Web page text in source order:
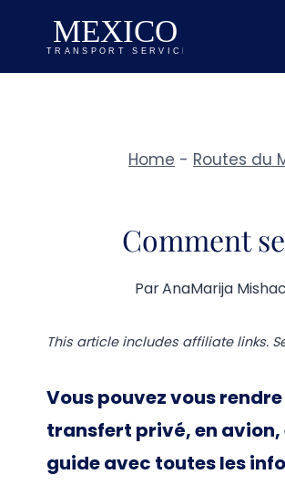
contenu
Home - Routes du
Comment
ParAnaMarija
This article includes affiliate links.
Vous pouvez vous
transfert privé, en
guide avec toutes les